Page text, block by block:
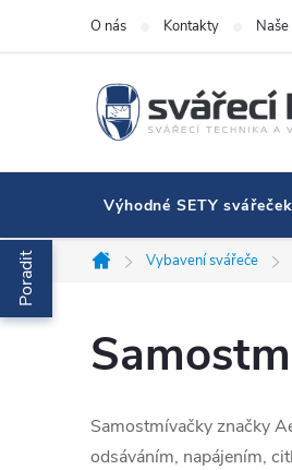
Přejít na obsahO nás Kontakty
Výhodné SETY svářeček
Domů
Vybavení svářeče
Samostmívačky značky
odsáváním, napájením,
Poradit